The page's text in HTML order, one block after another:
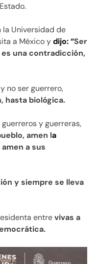
la Universidad de
a México ydijo: “Ser
una contradicción,
no ser guerrero,
hasta biológica.
guerreros y guerreras,
amen la
a sus
y siempre se lleva
entrevivas a